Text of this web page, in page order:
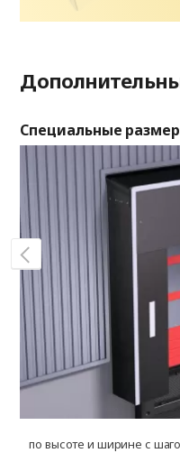
Специальные
по высоте и ширине с